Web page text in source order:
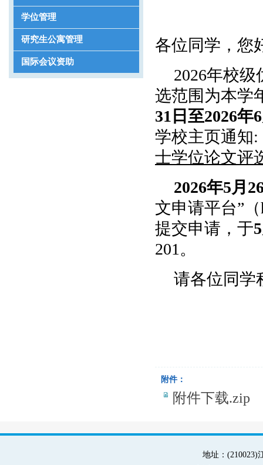
学位管理
研究生公寓管理
国际会议资助
各位同学，您
2026年校
选范围为本学
31日至2026年
学校主页通
士学位论文评
2026年5月
文申请平台”（
提交申请，于
201。
请各位同学
附件：
附件下载.zip
地址：(210023)